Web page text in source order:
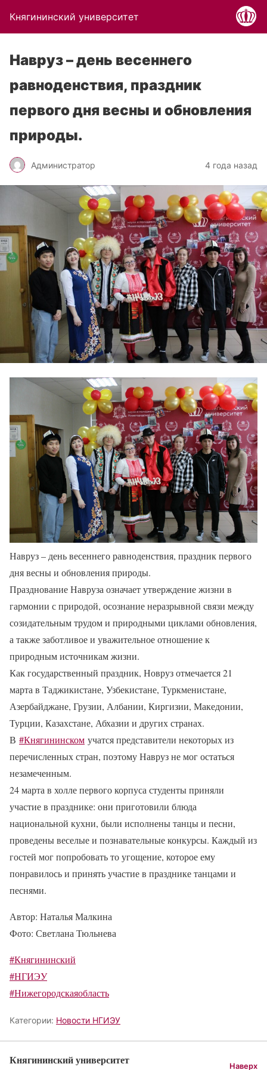
Княгининский университет
Навруз – день весеннего
равноденствия, праздник
первого дня весны и обновления
природы.
Администратор 4 года назад
Навруз – день весеннего равноденствия, праздник первого
дня весны и обновления природы.
Празднование Навруза означает утверждение жизни в
гармонии с природой, осознание неразрывной связи между
созидательным трудом и природными циклами обновления,
а также заботливое и уважительное отношение к
природным источникам жизни.
Как государственный праздник, Новруз отмечается 21
марта в Таджикистане, Узбекистане, Туркменистане,
Азербайджане, Грузии, Албании, Киргизии, Македонии,
Турции, Казахстане, Абхазии и других странах.
В #Княгининском учатся представители некоторых из
перечисленных стран, поэтому Навруз не мог остаться
незамеченным.
24 марта в холле первого корпуса студенты приняли
участие в празднике: они приготовили блюда
национальной кухни, были исполнены танцы и песни,
проведены веселые и познавательные конкурсы. Каждый из
гостей мог попробовать то угощение, которое ему
понравилось и принять участие в празднике танцами и
песнями.
Автор: Наталья Малкина
Фото: Светлана Тюльнева
#Княгининский
#НГИЭУ
#Нижегородскаяобласть
Категории: Новости НГИЭУ
Княгининский университет Наверх